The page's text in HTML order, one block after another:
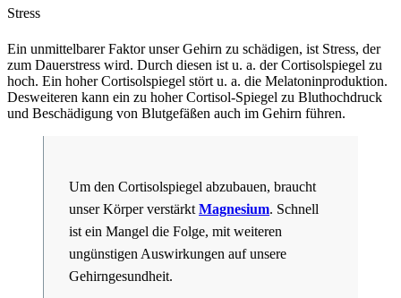
Stress
Ein unmittelbarer Faktor unser Gehirn zu schädigen, ist Stress, der
zum Dauerstress wird. Durch diesen ist u. a. der Cortisolspiegel zu
hoch. Ein hoher Cortisolspiegel stört u. a. die Melatoninproduktion.
Desweiteren kann ein zu hoher Cortisol-Spiegel zu Bluthochdruck
und Beschädigung von Blutgefäßen auch im Gehirn führen.
Um den Cortisolspiegel abzubauen, braucht
unser Körper verstärkt Magnesium. Schnell
ist ein Mangel die Folge, mit weiteren
ungünstigen Auswirkungen auf unsere
Gehirngesundheit.